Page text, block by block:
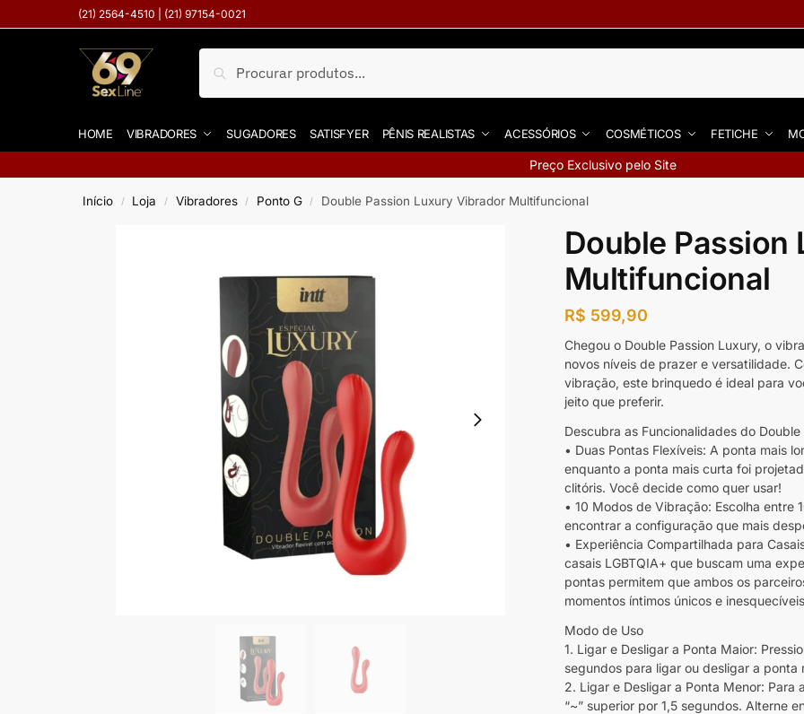
(21) 2564-4510 | (21) 97154-0021
Pesquisar
HOME VIBRADORES SUGADORES SATISFYER PÊNIS REALISTAS ACESSÓRIOS COSMÉTICOS FETICHE
Preço Exclusivo pelo Site
Início / Loja / Vibradores / Ponto G / Double Passion Luxury Vibrador Multifuncional
Double
Multifuncional
R$ 599,90
Chegou o Double Passion Luxury, o
novos níveis de prazer e versatilidade.
vibração, este brinquedo é ideal para
jeito que preferir.
Descubra as Funcionalidades do Double
• Duas Pontas Flexíveis: A ponta mais
enquanto a ponta mais curta foi
clitóris. Você decide como quer usar!
• 10 Modos de Vibração: Escolha entre
encontrar a configuração que mais
• Experiência Compartilhada para
casais LGBTQIA+ que buscam uma
pontas permitem que ambos os
momentos íntimos únicos e
Modo de Uso
1. Ligar e Desligar a Ponta Maior:
segundos para ligar ou desligar a ponta
2. Ligar e Desligar a Ponta Menor:
“~” superior por 1,5 segundos. Alterne